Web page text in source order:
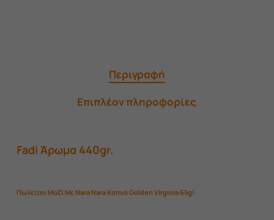
Περιγραφή
Επιπλέον πληροφορίες
Fadi Άρωμα 440gr.
Πωλείται Μαζί Με Nara Nara Καπνό Golden Virginia 65g!